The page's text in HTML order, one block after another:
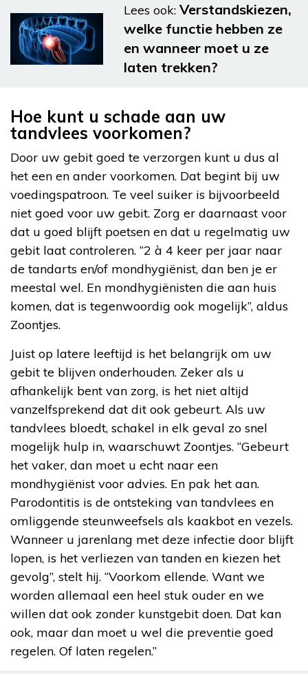
Lees ook: Verstandskiezen,
welke functie hebben ze
en wanneer moet u ze
laten trekken?
Hoe kunt u schade aan uw
tandvlees voorkomen?
Door uw gebit goed te verzorgen kunt u dus al
het een en ander voorkomen. Dat begint bij uw
voedingspatroon. Te veel suiker is bijvoorbeeld
niet goed voor uw gebit. Zorg er daarnaast voor
dat u goed blijft poetsen en dat u regelmatig uw
gebit laat controleren. “2 à 4 keer per jaar naar
de tandarts en/of mondhygiënist, dan ben je er
meestal wel. En mondhygiënisten die aan huis
komen, dat is tegenwoordig ook mogelijk”, aldus
Zoontjes.
Juist op latere leeftijd is het belangrijk om uw
gebit te blijven onderhouden. Zeker als u
afhankelijk bent van zorg, is het niet altijd
vanzelfsprekend dat dit ook gebeurt. Als uw
tandvlees bloedt, schakel in elk geval zo snel
mogelijk hulp in, waarschuwt Zoontjes. “Gebeurt
het vaker, dan moet u echt naar een
mondhygiënist voor advies. En pak het aan.
Parodontitis is de ontsteking van tandvlees en
omliggende steunweefsels als kaakbot en vezels.
Wanneer u jarenlang met deze infectie door blijft
lopen, is het verliezen van tanden en kiezen het
gevolg”, stelt hij. “Voorkom ellende. Want we
worden allemaal een heel stuk ouder en we
willen dat ook zonder kunstgebit doen. Dat kan
ook, maar dan moet u wel die preventie goed
regelen. Of laten regelen.”